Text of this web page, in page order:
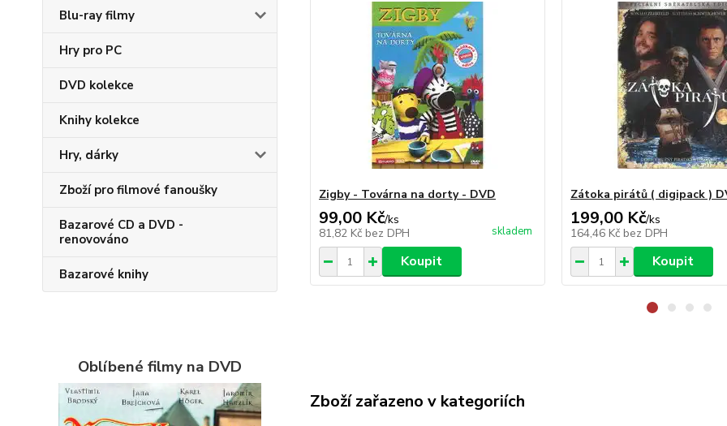
Blu-ray filmy
Hry pro PC
DVD kolekce
Knihy kolekce
Hry, dárky
Zboží pro filmové fanoušky
Bazarové CD a DVD -
renovováno
Bazarové knihy
Oblíbené filmy na DVD
Zigby - Továrna na dorty - DVD
99,00 Kč/ks
81,82 Kč bez DPH skladem
Koupit
Zátoka pirátů ( digipack )
199,00 Kč/ks
164,46 Kč bez DPH
Koupit
Zboží zařazeno v kategoriích